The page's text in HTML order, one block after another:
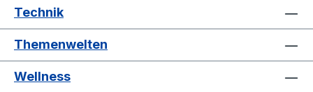
Technik
Themenwelten
Wellness